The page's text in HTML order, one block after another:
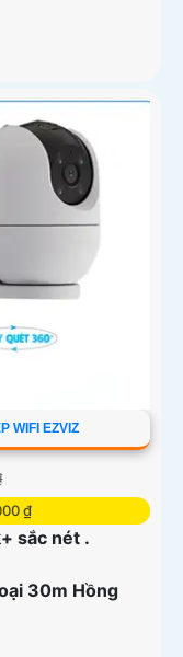
WIFI EZVIZ
₫
sắc nét .
30m Hồng